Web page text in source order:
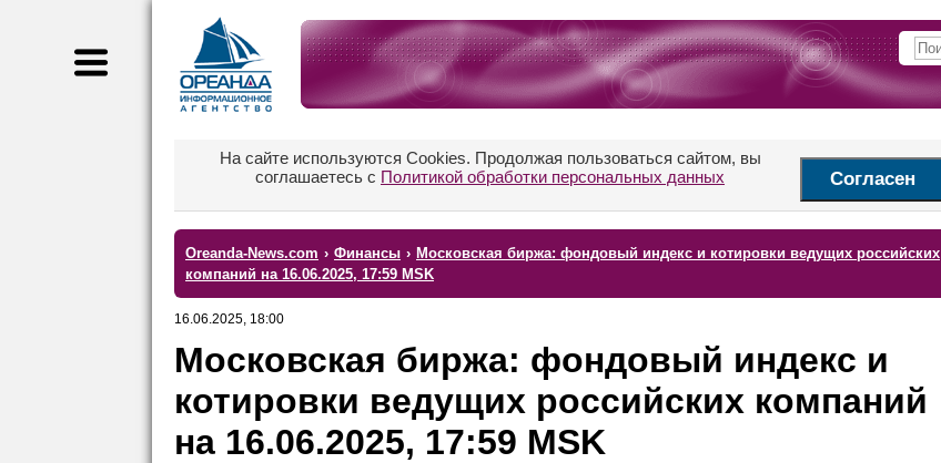
На сайте используются Cookies. Продолжая пользоваться сайтом, вы
соглашаетесь с Политикой обработки персональных данных Согласен
Oreanda-News.com › Финансы › Московская биржа: фондовый индекс и котировки ведущих российских
компаний на 16.06.2025, 17:59 MSK
16.06.2025, 18:00
Московская биржа: фондовый индекс и
котировки ведущих российских компаний
на 16.06.2025, 17:59 MSK